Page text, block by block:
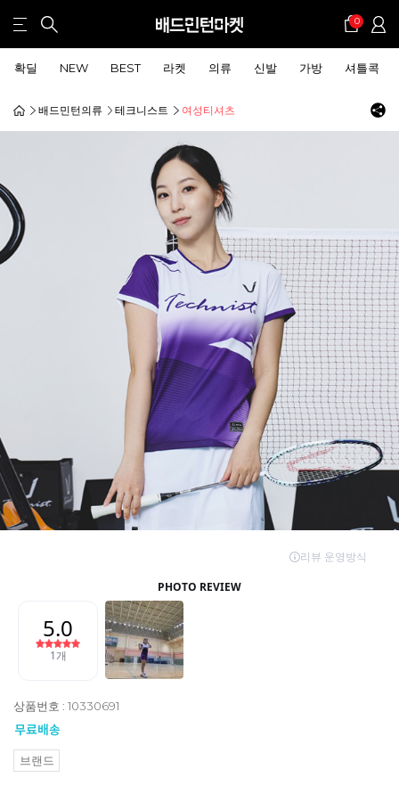
0
확딜 NEW BEST 라켓 의류 신발 가방 셔틀콕
배드민턴의류 테크니스트 여성티셔츠
상품번호 : 10330691
브랜드